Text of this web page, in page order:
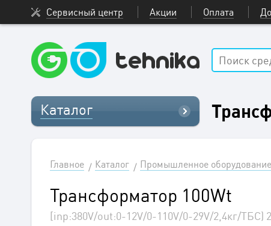
Сервисный центр Акции Оплата
Каталог
Главное Каталог Промышленное оборудование
Трансформатор 100Wt
[inp:380V/out:0-12V/0-110V/0-29V/2,4кг/ТБС)